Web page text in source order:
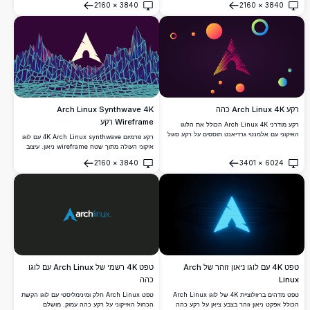
מתוחכמים בשחור ואפור המשלימים כל התקנת
ערכת נושא כהה.
3840
×
2160
פתח
נושא כהה וחובבי לינוקס.
3840
×
2160
פתח
רקע Arch Linux 4K כהה
רקע מודרני Arch Linux 4K הכולל את הלוגו
האיקוני עם אלמנטי גרדיאנט תוססים על רקע סגול
6024
×
3401
פתח
Arch Linux Synthwave 4K
Wireframe רקע
רקע פרמיום 4K Arch Linux synthwave עם לוגו
איקוני העולה מתוך שטח wireframe ניאון. עיצוב
וגרדיאנטים סגולים עמוקים, המעניק אסתטיקה
אותנטית של שנות ה-80 עבור מסכי דסקטופ ונייד.
3840
×
2160
פתח
טפט 4K עם לוגו ניאון זוהר של Arch
Linux
טפט מדהים ברזולוציית 4K של לוגו Arch Linux
הכולל אפקט ניאון זוהר בצבע ציאן על רקע כהה
טפט 4K רשמי של Arch Linux עם לוגו
כהה
טפט Arch Linux חלק ומינימליסטי עם לוגו הקשת
הכחול האייקוני על רקע כהה עמוק. מושלם